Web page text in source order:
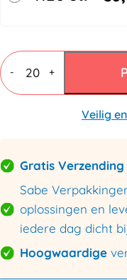
-
Vouwdozen
7
mm
BC
+
Veilig
Gratis Verzending
Sabe
oplossingen en
iedere dag dicht
Hoogwaardige